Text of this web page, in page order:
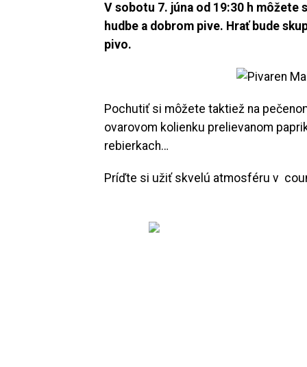
V sobotu 7. júna od 19:30 h
hudbe a dobrom pive. Hrať bude
pivo.
Pochutiť si môžete taktiež na
ovarovom kolienku prelievanom
rebierkach…
Príďte si užiť skvelú atmosféru v